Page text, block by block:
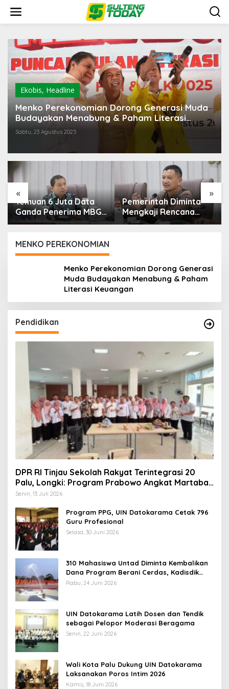
konten
Ekobis, Headline
Menko Perekonomian Dorong Generasi Muda
Budayakan Menabung & Paham Literasi
Keuangan
Sabtu, 23 Agustus 2025
« »
Pemerintah Diminta
Mengkaji Rencana
Kenaikan Gaji Kepala
Kementerian ESDM
Perlu Survei Potensi
Helium di Sesar Palu-
MENKO PEREKONOMIAN
Menko Perekonomian Dorong Generasi
Muda Budayakan Menabung & Paham
Literasi Keuangan
Pendidikan
DPR RI Tinjau Sekolah Rakyat Terintegrasi 20
Palu, Longki: Program Prabowo Angkat Martabat
Anak Miskin
Senin, 13 Juli 2026
Program PPG, UIN Datokarama Cetak 796
Guru Profesional
Selasa, 30 Juni 2026
310 Mahasiswa Untad Diminta Kembalikan
Dana Program Berani Cerdas, Kadisdik
Sulteng: Tidak Boleh Terima Beasiswa
Rabu, 24 Juni 2026
UIN Datokarama Latih Dosen dan Tendik
sebagai Pelopor Moderasi Beragama
Senin, 22 Juni 2026
Wali Kota Palu Dukung UIN Datokarama
Laksanakan Poros Intim 2026
Kamis, 18 Juni 2026